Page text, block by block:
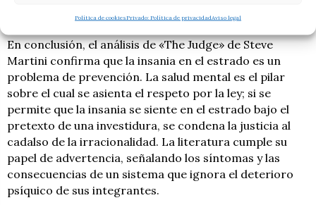
Política de cookiesPrivado: Política de privacidadAviso legal
institucional que le ha sido confiado.
En conclusión, el análisis de «The Judge» de Steve
Martini confirma que la insania en el estrado es un
problema de prevención. La salud mental es el pilar
sobre el cual se asienta el respeto por la ley; si se
permite que la insania se siente en el estrado bajo el
pretexto de una investidura, se condena la justicia al
cadalso de la irracionalidad. La literatura cumple su
papel de advertencia, señalando los síntomas y las
consecuencias de un sistema que ignora el deterioro
psíquico de sus integrantes.